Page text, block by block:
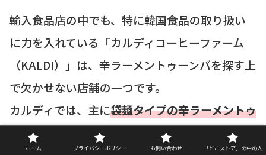
輸入食品店の中でも、特に韓国食品の取り扱い
に力を入れている「カルディコーヒーファーム
（KALDI）」は、辛ラーメントゥーンバを探す上
で欠かせない店舗の一つです。
カルディでは、主に袋麺タイプの辛ラーメントゥ
ーンバ
が販売されているとの情報が確認されてい
ホーム プライバシーポリシー お問い合わせ 「どこストア」の中の人